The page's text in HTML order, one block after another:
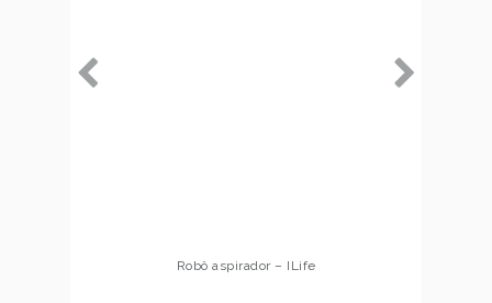
Robô aspirador – ILife